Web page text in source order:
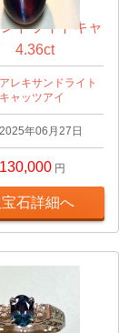
ドライトキャ
4.36ct
アレキサンドライト
キャッツアイ
2025年06月27日
130,000 円
石詳細へ